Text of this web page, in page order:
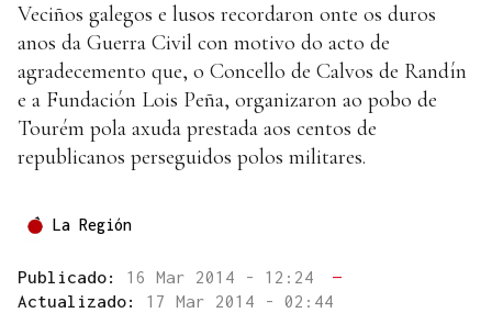
Veciños galegos e lusos recordaron onte os duros
anos da Guerra Civil con motivo do acto de
agradecemento que, o Concello de Calvos de Randín
e a Fundación Lois Peña, organizaron ao pobo de
Tourém pola axuda prestada aos centos de
republicanos perseguidos polos militares.
La Región
Publicado: 16 Mar 2014 - 12:24
—
Actualizado: 17 Mar 2014 - 02:44